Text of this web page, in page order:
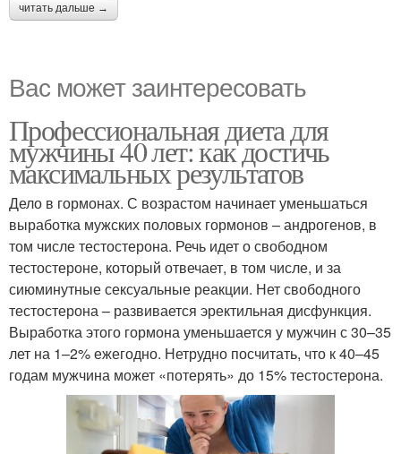
читать дальше →
Вас может заинтересовать
Профессиональная диета для
мужчины 40 лет: как достичь
максимальных результатов
Дело в гормонах. С возрастом начинает уменьшаться
выработка мужских половых гормонов – андрогенов, в
том числе тестостерона. Речь идет о свободном
тестостероне, который отвечает, в том числе, и за
сиюминутные сексуальные реакции. Нет свободного
тестостерона – развивается эректильная дисфункция.
Выработка этого гормона уменьшается у мужчин с 30–35
лет на 1–2% ежегодно. Нетрудно посчитать, что к 40–45
годам мужчина может «потерять» до 15% тестостерона.